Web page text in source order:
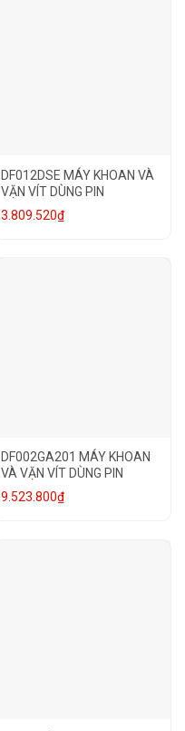
DF012DSE MÁY KHOAN VÀ
VẶN VÍT DÙNG PIN
3.809.520₫
DF002GA201 MÁY KHOAN
VÀ VẶN VÍT DÙNG PIN
9.523.800₫